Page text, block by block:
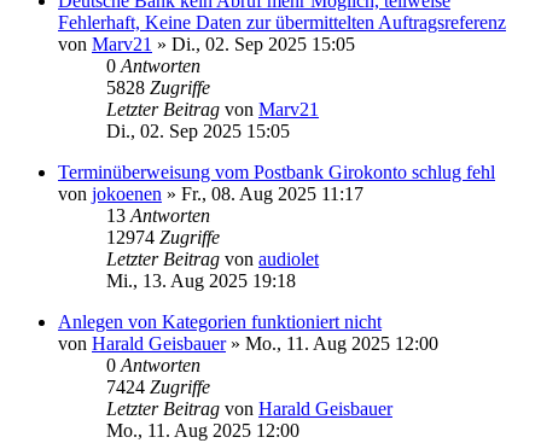
Fehlerhaft, Keine Daten zur übermittelten Auftragsreferenz
von Marv21 » Di., 02. Sep 2025 15:05
0 Antworten
5828 Zugriffe
Letzter Beitrag von Marv21
Di., 02. Sep 2025 15:05
Terminüberweisung vom Postbank Girokonto schlug fehl
von jokoenen » Fr., 08. Aug 2025 11:17
13 Antworten
12974 Zugriffe
Letzter Beitrag von audiolet
Mi., 13. Aug 2025 19:18
Anlegen von Kategorien funktioniert nicht
von Harald Geisbauer» Mo., 11. Aug 2025 12:00
0 Antworten
7424 Zugriffe
Letzter Beitrag von Harald Geisbauer
Mo., 11. Aug 2025 12:00